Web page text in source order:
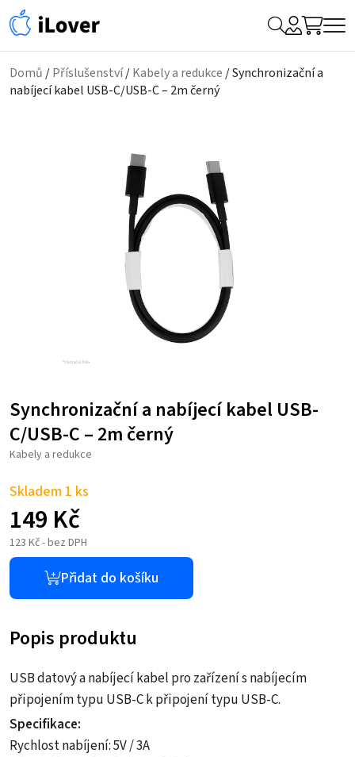
Hledat
My
Account
Domů /Příslušenství/Kabely a redukce / Synchronizační a
nabíjecí kabel USB-C/USB-C – 2m černý
Synchronizační a nabíjecí kabel USB-
C/USB-C – 2m černý
Kabely a redukce
Skladem 1 ks
149 Kč
123 Kč- bez DPH
Přidat do košíku
Popis produktu
USB datový a nabíjecí kabel pro zařízení s nabíjecím
připojením typu USB-C k připojení typu USB-C.
Specifikace:
Rychlost nabíjení: 5V / 3A